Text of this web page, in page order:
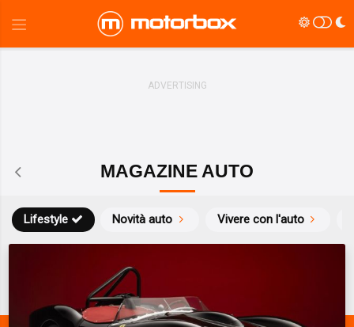
MAGAZINE AUTO
Novità auto Vivere con l'auto
Lifestyle